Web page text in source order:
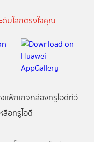
ดับโลกตรงใจคุณ
แพ็กเกจกล่องทรูไอดีทีวี
ลือทรูไอดี